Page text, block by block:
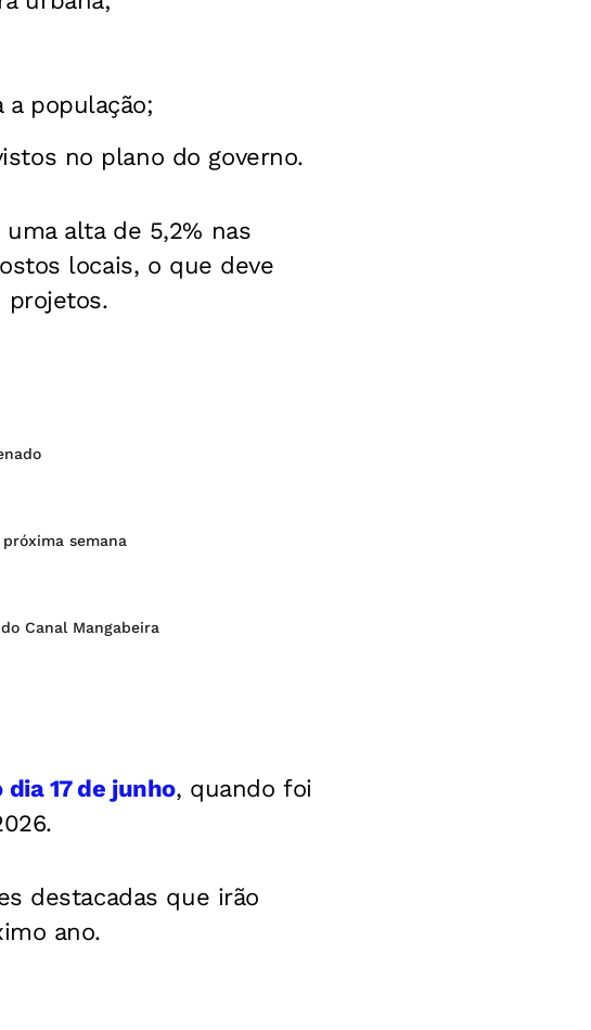
população;
no plano do governo.
alta de 5,2% nas
locais, o que deve
projetos.
semana
Canal Mangabeira
17 de junho, quando foi
destacadas que irão
ano.